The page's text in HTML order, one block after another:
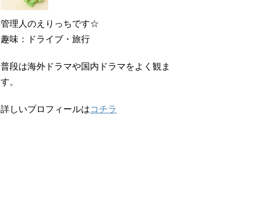
管理人のえりっちです☆
趣味：ドライブ・旅行
普段は海外ドラマや国内ドラマをよく観ま
す。
詳しいプロフィールはコチラ